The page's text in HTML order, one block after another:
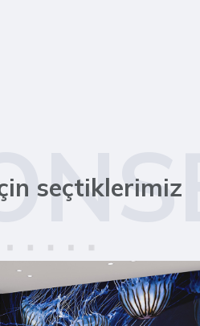
seçtiklerimiz